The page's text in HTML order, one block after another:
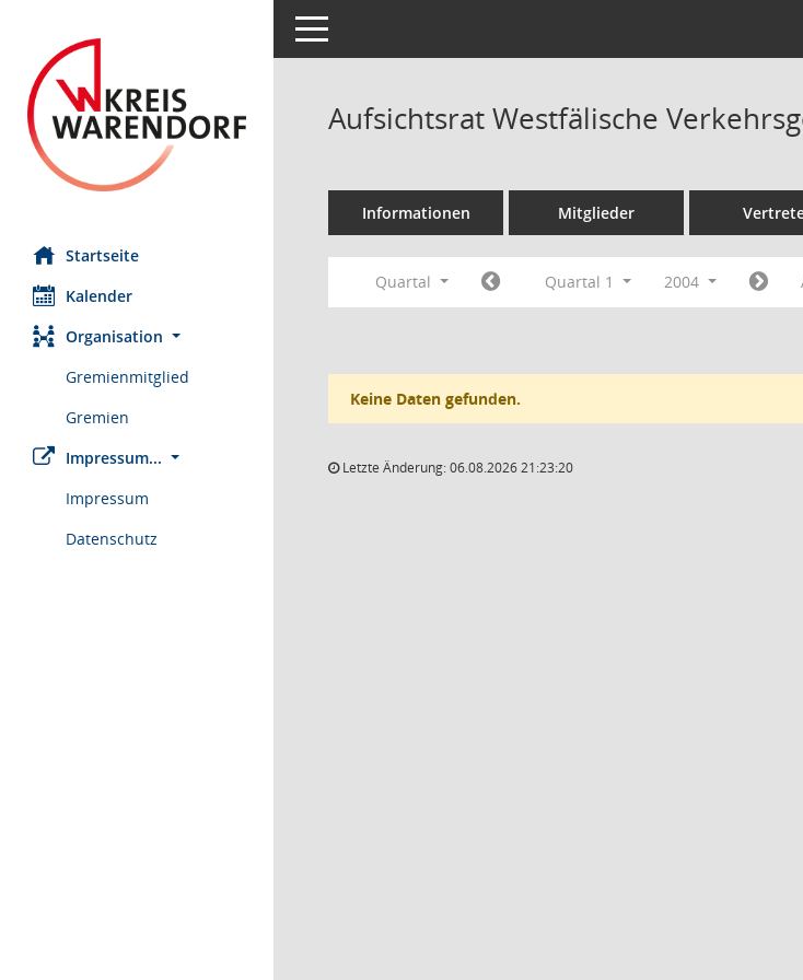
Startseite
Kalender
Organisation
Gremienmitglied
Gremien
Impressum...
Impressum
Datenschutz
Toggle navigation
Aufsichtsrat Westfälische
Informationen Mitglieder
Quartal Quartal 1 2004
Keine Daten gefunden.
Letzte Änderung: 06.08.2026 21:23:20